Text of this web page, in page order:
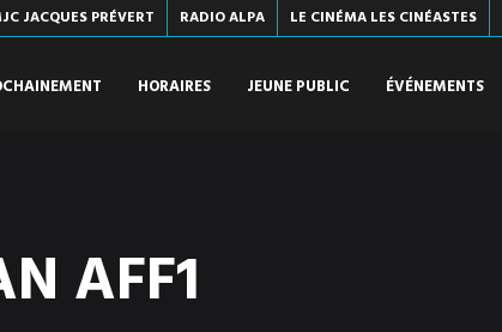
JACQUES PRÉVERT RADIO ALPA LE CINÉMA LES CINÉASTES
HORAIRES JEUNE PUBLIC ÉVÉNEMENTS
AFF1